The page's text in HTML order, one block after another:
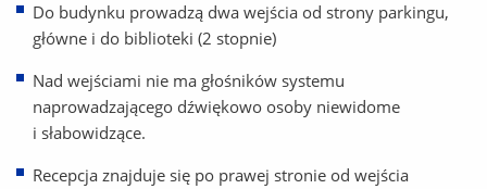
Do budynku prowadzą dwa wejścia od strony parkingu,
główne i do biblioteki (2 stopnie)
Nad wejściami nie ma głośników systemu
naprowadzającego dźwiękowo osoby niewidome
i słabowidzące.
Recepcja znajduje się po prawej stronie od wejścia